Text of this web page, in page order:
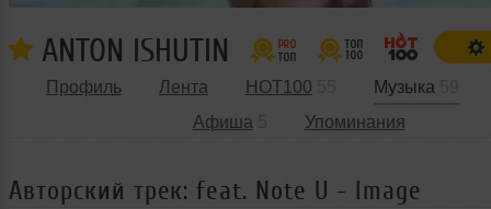
ANTON ISHUTIN
Профиль Лента HOT100 Музыка
Афиша
Упоминания
Авторский трек: feat. Note U - Image